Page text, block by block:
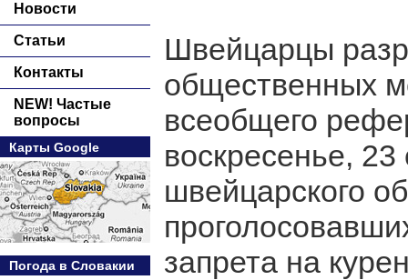
Новости
Статьи
Контакты
NEW! Частые
вопросы
Карты Google
Погода в Словакии
Швейцарцы
общественных
всеобщего
воскресенье,
швейцарского
запрета на